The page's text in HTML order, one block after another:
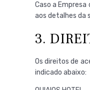
Caso a
aos detalhes da
3.
Os direitos de
indicado abaixo: